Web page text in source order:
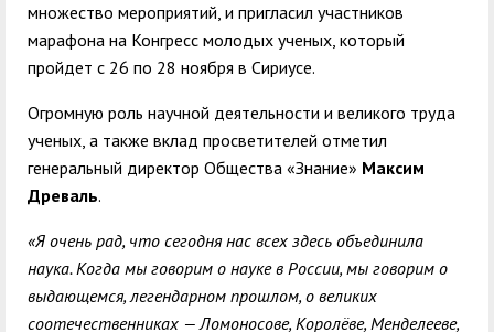
множество мероприятий, и пригласил участников
марафона на Конгресс молодых ученых, который
пройдет с 26 по 28 ноября в Сириусе.
Огромную роль научной деятельности и великого труда
ученых, а также вклад просветителей отметил
генеральный директор Общества «Знание» Максим
Древаль.
«Я очень рад, что сегодня нас всех здесь объединила
наука. Когда мы говорим о науке в России, мы говорим о
выдающемся, легендарном прошлом, о великих
соотечественниках — Ломоносове, Королёве, Менделееве,